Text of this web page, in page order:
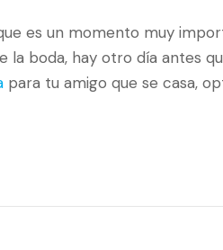
es un momento muy
la boda, hay otro día antes
para tu amigo que se casa,